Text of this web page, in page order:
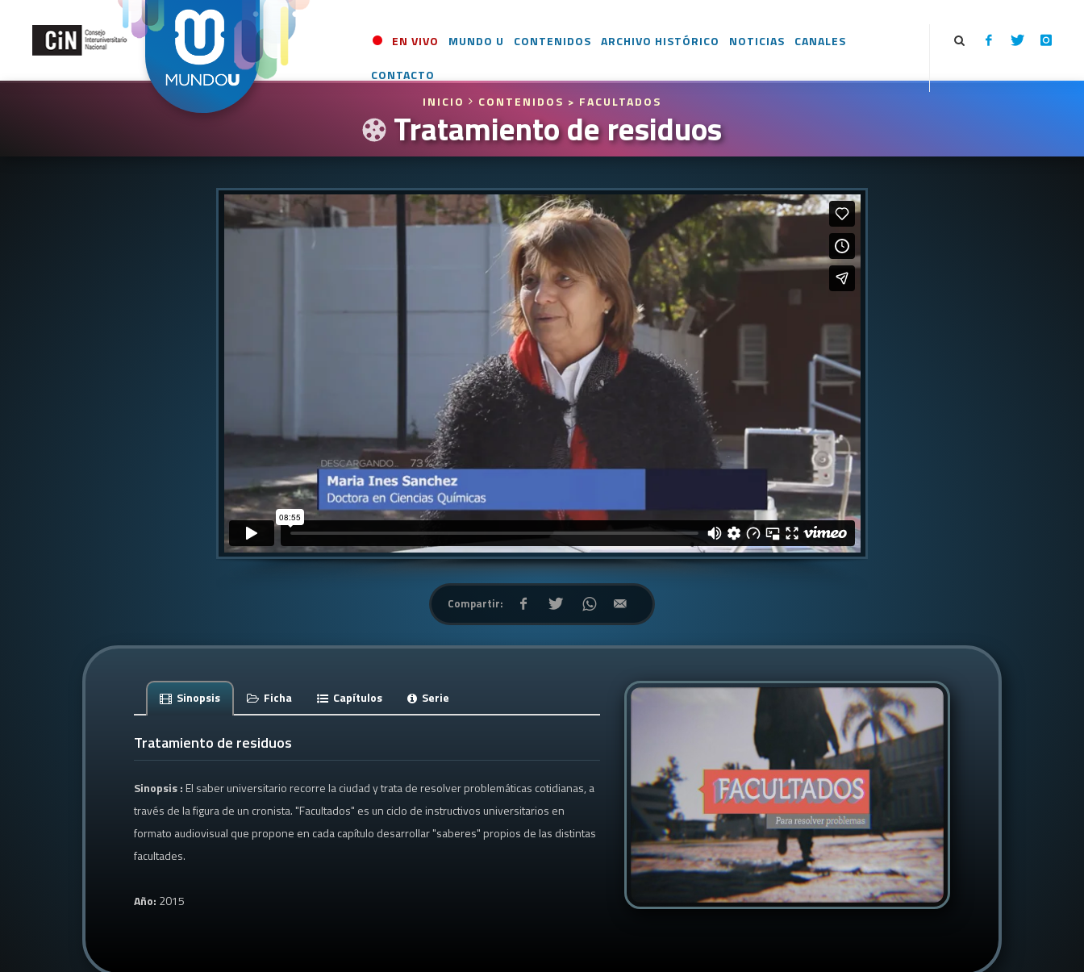
EN VIVO MUNDO U CONTENIDOS ARCHIVO HISTÓRICO NOTICIAS
CANALES
CONTACTO
INICIO
CONTENIDOS > FACULTADOS
Tratamiento de residuos
Compartir:
Sinopsis Ficha Capítulos Serie
Tratamiento de residuos
Sinopsis : El saber universitario recorre la ciudad y trata de resolver problemáticas cotidianas, a
través de la figura de un cronista. "Facultados" es un ciclo de instructivos universitarios en
formato audiovisual que propone en cada capítulo desarrollar "saberes" propios de las distintas
facultades.
Año: 2015